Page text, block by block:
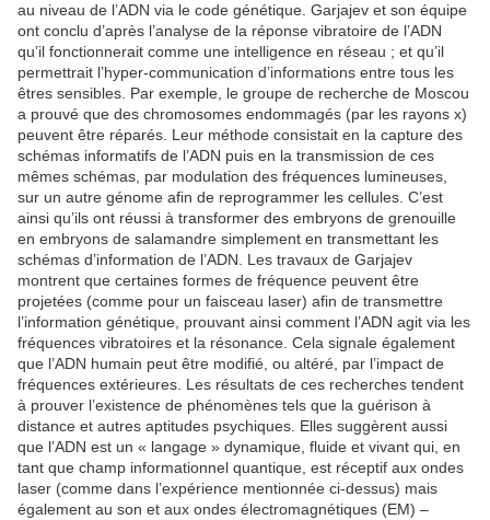
au niveau de l’ADN via le code génétique. Garjajev et son équipe
ont conclu d’après l’analyse de la réponse vibratoire de l’ADN
qu’il fonctionnerait comme une intelligence en réseau ; et qu’il
permettrait l’hyper-communication d’informations entre tous les
êtres sensibles. Par exemple, le groupe de recherche de Moscou
a prouvé que des chromosomes endommagés (par les rayons x)
peuvent être réparés. Leur méthode consistait en la capture des
schémas informatifs de l’ADN puis en la transmission de ces
mêmes schémas, par modulation des fréquences lumineuses,
sur un autre génome afin de reprogrammer les cellules. C’est
ainsi qu’ils ont réussi à transformer des embryons de grenouille
en embryons de salamandre simplement en transmettant les
schémas d’information de l’ADN. Les travaux de Garjajev
montrent que certaines formes de fréquence peuvent être
projetées (comme pour un faisceau laser) afin de transmettre
l’information génétique, prouvant ainsi comment l’ADN agit via les
fréquences vibratoires et la résonance. Cela signale également
que l’ADN humain peut être modifié, ou altéré, par l’impact de
fréquences extérieures. Les résultats de ces recherches tendent
à prouver l’existence de phénomènes tels que la guérison à
distance et autres aptitudes psychiques. Elles suggèrent aussi
que l’ADN est un « langage » dynamique, fluide et vivant qui, en
tant que champ informationnel quantique, est réceptif aux ondes
laser (comme dans l’expérience mentionnée ci-dessus) mais
également au son et aux ondes électromagnétiques (EM) –